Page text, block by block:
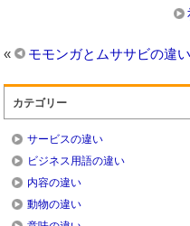
« モモンガとムササビの違
カテゴリー
サービスの違い
ビジネス用語の違い
内容の違い
動物の違い